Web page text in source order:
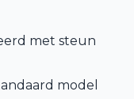
met steun
model